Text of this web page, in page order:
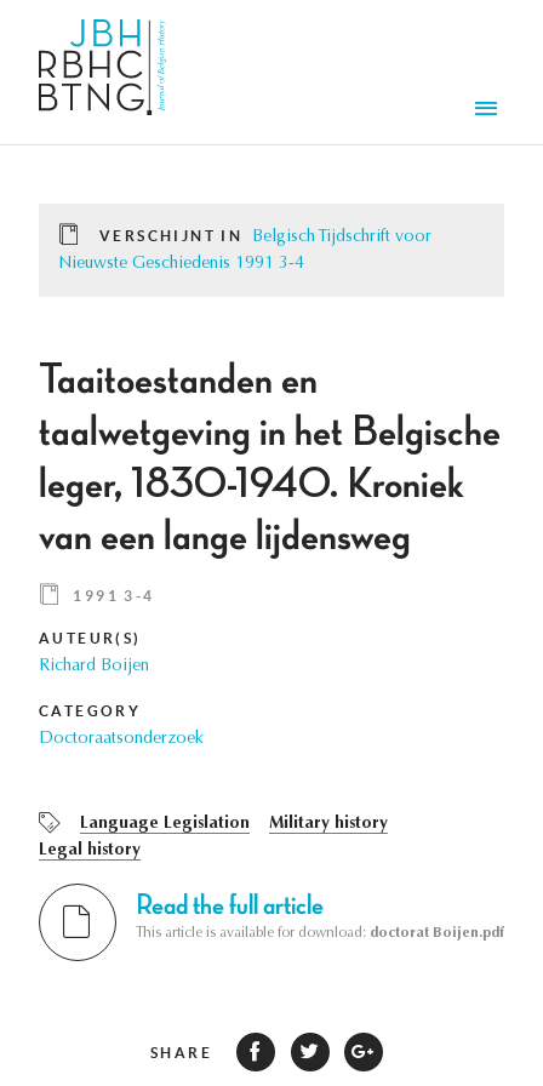
VERSCHIJNT IN
Belgisch Tijdschrift voor
Nieuwste Geschiedenis 1991 3-4
Taaitoestanden en
taalwetgeving in het Belgische
leger, 1830-1940. Kroniek
van een lange lijdensweg
1991 3-4
AUTEUR(S)
Richard Boijen
CATEGORY
Doctoraatsonderzoek
Language Legislation
Military history
Legal history
Read the full article
This article is available for download: doctorat Boijen.pdf
SHARE